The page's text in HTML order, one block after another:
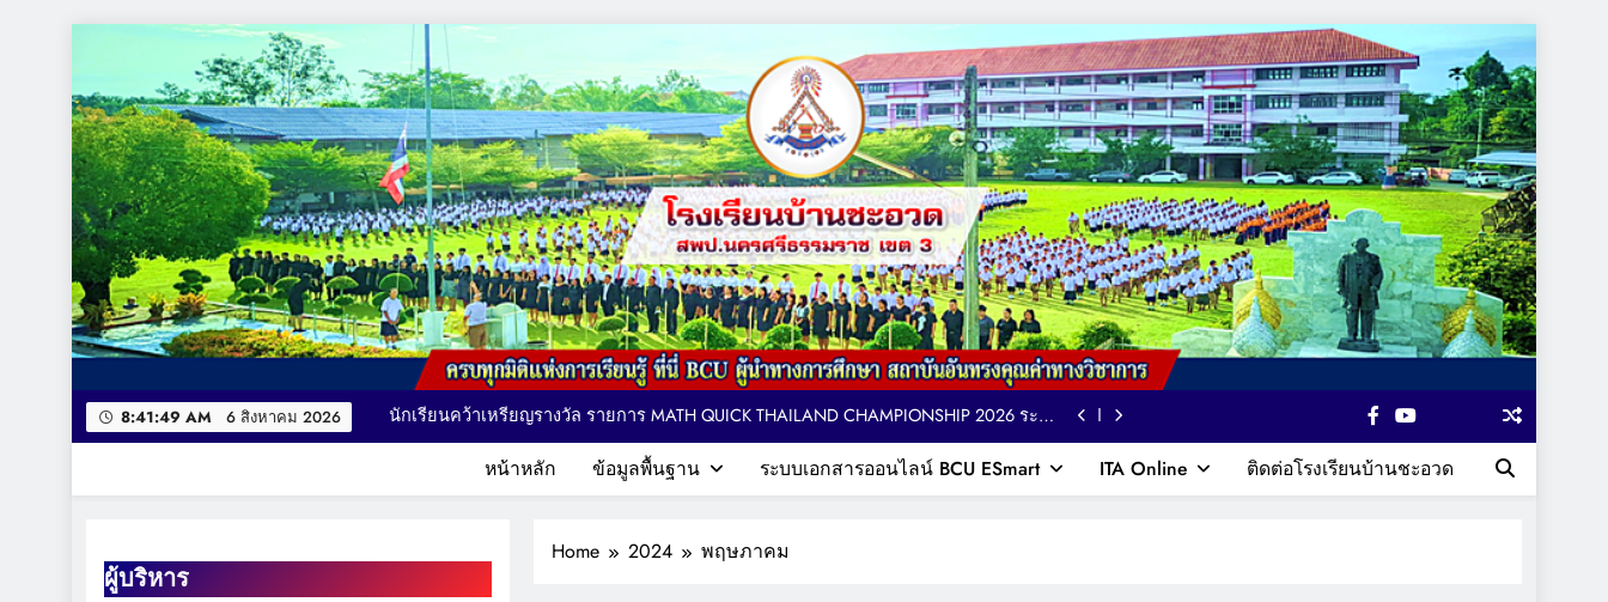
content
8:41:50 AM 6 สิงหาคม 2026
ตารางอาหารกลางวัน โรงเรียนบ้านชะอวด วันที่ 3-7 สิงหาคม 2569
คณะผู้บริหาร เยี่ยม ติดตาม ให้กำลังใจ การจัดกิจกรรมเทควันโด ของนักเรียนหลักสูตรภาษา
อังกฤษ MEP : Bancha-uat School
นักเรียนคว้าเหรียญรางวัล รายการ MATH QUICK THAILAND CHAMPIONSHIP 2026 ระดับ
ประเทศ
มอบถ้วยรางวัล เหรียญรางวัล และเกียรติบัตรแก่นักเรียน รายการมหกรรมกีฬาวิชาการเพื่อ
ตารางอาหารกลางวัน โรงเรียนบ้านชะอวด วันที่ 3-7 สิงหาคม 2569
นักเรียนคว้าเหรียญรางวัล รายการ MATH QUICK THAILAND CHAMPIONSHIP 2026 ระดับ
โรงเรียนบ้านชะอวด
ครบทุกมิติแห่งการเรียนรู้ ที่นี่ BCU ผู้นำทางการศึกษา สถาบันอันทรงคุณค่าทางวิชาการ
หน้าหลัก ข้อมูลพื้นฐาน ระบบเอกสารออนไลน์ BCU ESmart ITA Online ติดต่อโรงเรียนบ้านชะอวด
ผู้บริหาร
Home 2024 พฤษภาคม